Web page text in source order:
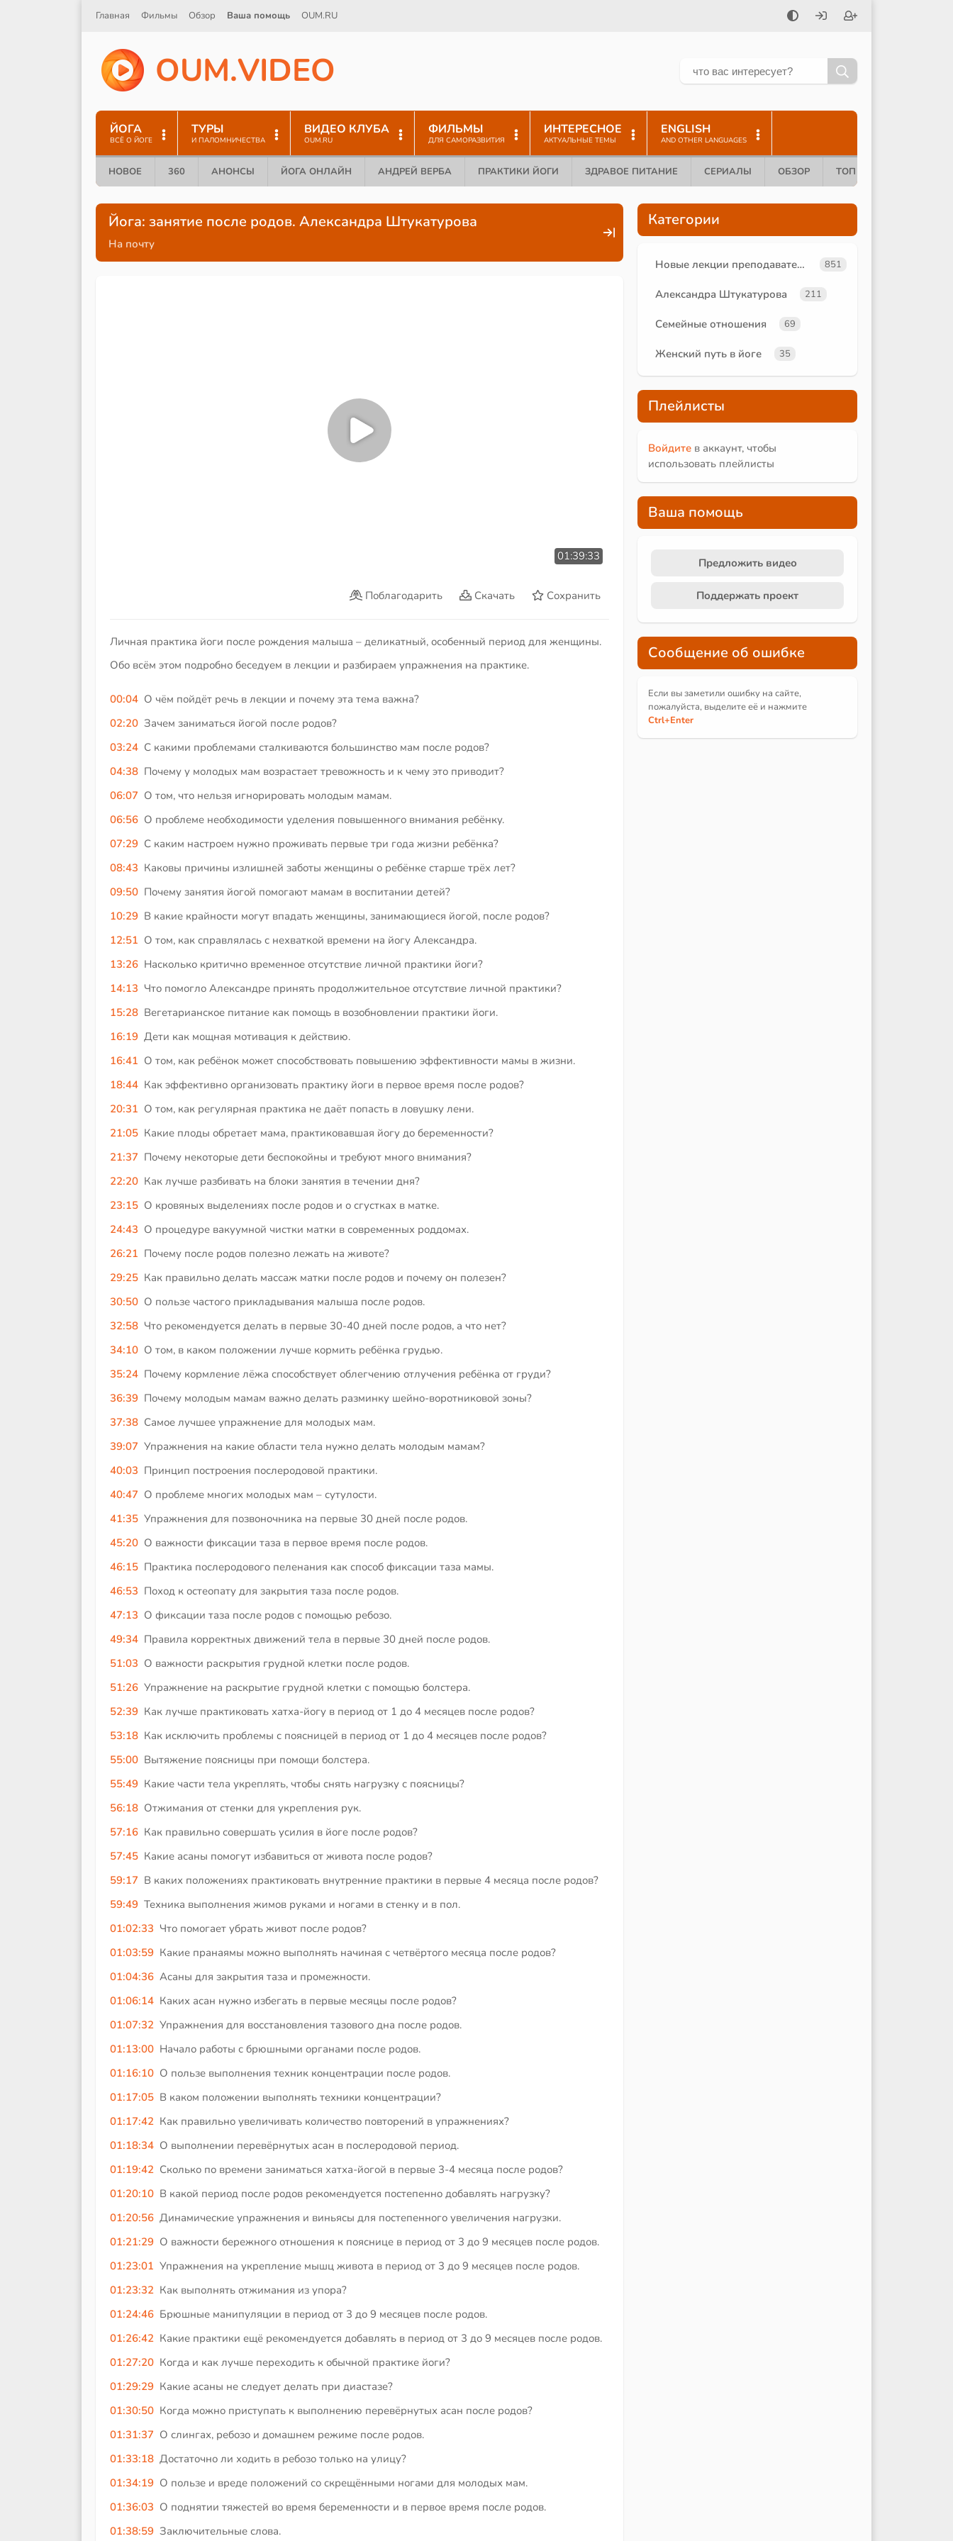
Главная Фильмы Обзор Ваша помощь OUM.RU
OUM.VIDEO
ЙОГА
ВСЁ О ЙОГЕ
ТУРЫ
И ПАЛОМНИЧЕСТВА
ВИДЕО КЛУБА
OUM.RU
ФИЛЬМЫ
ДЛЯ САМОРАЗВИТИЯ
ИНТЕРЕСНОЕ
АКТУАЛЬНЫЕ ТЕМЫ
ENGLISH
AND OTHER LANGUAGES
НОВОЕ 360 АНОНСЫ ЙОГА ОНЛАЙН АНДРЕЙ ВЕРБА ПРАКТИКИ ЙОГИ ЗДРАВОЕ ПИТАНИЕ СЕРИАЛЫ ОБЗОР ТОП 10
Йога: занятие после родов. Александра Штукатурова
На почту
01:39:33
Поблагодарить Скачать Сохранить
Личная практика йоги после рождения малыша – деликатный, особенный период для женщины.
Обо всём этом подробно беседуем в лекции и разбираем упражнения на практике.
00:04 О чём пойдёт речь в лекции и почему эта тема важна?
02:20 Зачем заниматься йогой после родов?
03:24 С какими проблемами сталкиваются большинство мам после родов?
04:38 Почему у молодых мам возрастает тревожность и к чему это приводит?
06:07 О том, что нельзя игнорировать молодым мамам.
06:56 О проблеме необходимости уделения повышенного внимания ребёнку.
07:29 С каким настроем нужно проживать первые три года жизни ребёнка?
08:43 Каковы причины излишней заботы женщины о ребёнке старше трёх лет?
09:50 Почему занятия йогой помогают мамам в воспитании детей?
10:29 В какие крайности могут впадать женщины, занимающиеся йогой, после родов?
12:51 О том, как справлялась с нехваткой времени на йогу Александра.
13:26 Насколько критично временное отсутствие личной практики йоги?
14:13 Что помогло Александре принять продолжительное отсутствие личной практики?
15:28 Вегетарианское питание как помощь в возобновлении практики йоги.
16:19 Дети как мощная мотивация к действию.
16:41 О том, как ребёнок может способствовать повышению эффективности мамы в жизни.
18:44 Как эффективно организовать практику йоги в первое время после родов?
20:31 О том, как регулярная практика не даёт попасть в ловушку лени.
21:05 Какие плоды обретает мама, практиковавшая йогу до беременности?
21:37 Почему некоторые дети беспокойны и требуют много внимания?
22:20 Как лучше разбивать на блоки занятия в течении дня?
23:15 О кровяных выделениях после родов и о сгустках в матке.
24:43 О процедуре вакуумной чистки матки в современных роддомах.
26:21 Почему после родов полезно лежать на животе?
29:25 Как правильно делать массаж матки после родов и почему он полезен?
30:50 О пользе частого прикладывания малыша после родов.
32:58 Что рекомендуется делать в первые 30-40 дней после родов, а что нет?
34:10 О том, в каком положении лучше кормить ребёнка грудью.
35:24 Почему кормление лёжа способствует облегчению отлучения ребёнка от груди?
36:39 Почему молодым мамам важно делать разминку шейно-воротниковой зоны?
37:38 Самое лучшее упражнение для молодых мам.
39:07 Упражнения на какие области тела нужно делать молодым мамам?
40:03 Принцип построения послеродовой практики.
40:47 О проблеме многих молодых мам – сутулости.
41:35 Упражнения для позвоночника на первые 30 дней после родов.
45:20 О важности фиксации таза в первое время после родов.
46:15 Практика послеродового пеленания как способ фиксации таза мамы.
46:53 Поход к остеопату для закрытия таза после родов.
47:13 О фиксации таза после родов с помощью ребозо.
49:34 Правила корректных движений тела в первые 30 дней после родов.
51:03 О важности раскрытия грудной клетки после родов.
51:26 Упражнение на раскрытие грудной клетки с помощью болстера.
52:39 Как лучше практиковать хатха-йогу в период от 1 до 4 месяцев после родов?
53:18 Как исключить проблемы с поясницей в период от 1 до 4 месяцев после родов?
55:00 Вытяжение поясницы при помощи болстера.
55:49 Какие части тела укреплять, чтобы снять нагрузку с поясницы?
56:18 Отжимания от стенки для укрепления рук.
57:16 Как правильно совершать усилия в йоге после родов?
57:45 Какие асаны помогут избавиться от живота после родов?
59:17 В каких положениях практиковать внутренние практики в первые 4 месяца после родов?
59:49 Техника выполнения жимов руками и ногами в стенку и в пол.
01:02:33 Что помогает убрать живот после родов?
01:03:59 Какие пранаямы можно выполнять начиная с четвёртого месяца после родов?
01:04:36 Асаны для закрытия таза и промежности.
01:06:14 Каких асан нужно избегать в первые месяцы после родов?
01:07:32 Упражнения для восстановления тазового дна после родов.
01:13:00 Начало работы с брюшными органами после родов.
01:16:10 О пользе выполнения техник концентрации после родов.
01:17:05 В каком положении выполнять техники концентрации?
01:17:42 Как правильно увеличивать количество повторений в упражнениях?
01:18:34 О выполнении перевёрнутых асан в послеродовой период.
01:19:42 Сколько по времени заниматься хатха-йогой в первые 3-4 месяца после родов?
01:20:10 В какой период после родов рекомендуется постепенно добавлять нагрузку?
01:20:56 Динамические упражнения и виньясы для постепенного увеличения нагрузки.
01:21:29 О важности бережного отношения к пояснице в период от 3 до 9 месяцев после родов.
01:23:01 Упражнения на укрепление мышц живота в период от 3 до 9 месяцев после родов.
01:23:32 Как выполнять отжимания из упора?
01:24:46 Брюшные манипуляции в период от 3 до 9 месяцев после родов.
01:26:42 Какие практики ещё рекомендуется добавлять в период от 3 до 9 месяцев после родов.
01:27:20 Когда и как лучше переходить к обычной практике йоги?
01:29:29 Какие асаны не следует делать при диастазе?
01:30:50 Когда можно приступать к выполнению перевёрнутых асан после родов?
01:31:37 О слингах, ребозо и домашнем режиме после родов.
01:33:18 Достаточно ли ходить в ребозо только на улицу?
01:34:19 О пользе и вреде положений со скрещёнными ногами для молодых мам.
01:36:03 О поднятии тяжестей во время беременности и в первое время после родов.
01:38:59 Заключительные слова.
Категории
Новые лекции преподавателей 851
Александра Штукатурова 211
Семейные отношения 69
Женский путь в йоге 35
Плейлисты
Войдите в аккаунт, чтобы
использовать плейлисты
Ваша помощь
Предложить видео
Поддержать проект
Сообщение об ошибке
Если вы заметили ошибку на сайте,
пожалуйста, выделите её и нажмите
Ctrl+Enter